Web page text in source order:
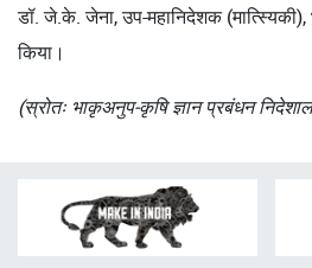
डॉ. जे.के. जेना, उप-महानिदेशक
किया।
(स्रोतः भाकृअनुप-कृषि ज्ञान प्रबंधन